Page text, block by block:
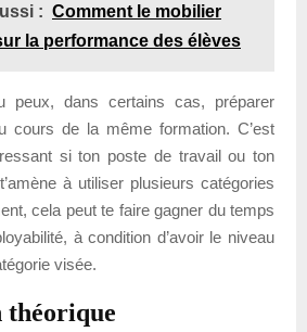
: Comment le mobilier
la performance des élèves
peux, dans certains cas, préparer
cours de la même formation. C’est
si ton poste de travail ou ton
à utiliser plusieurs catégories
cela peut te faire gagner du temps
à condition d’avoir le niveau
visée.